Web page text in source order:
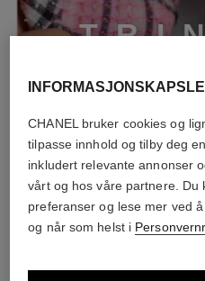
TRI
CHANEL bruker cookies og
tilpasse innhold og tilby deg
inkludert relevante annonser
vårt og hos våre partnere. Du
preferanser og lese mer ved
og når som helst i